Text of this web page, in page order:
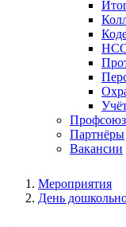
Партнёры
Вакансии
Мероприятия
День